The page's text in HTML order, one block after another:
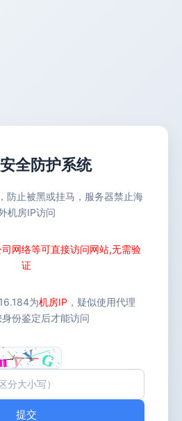
全防护系统
防止被黑或挂马，服务器禁止海
机房IP访问
网络等可直接访问网站,无需验
证
为机房IP ，疑似使用代理
份鉴定后才能访问
提交